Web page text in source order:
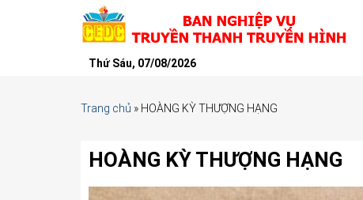
Thứ Sáu, 07/08/2026
Trang chủ » HOÀNG KỲ THƯỢNG HẠNG
HOÀNG KỲ THƯỢNG HẠNG